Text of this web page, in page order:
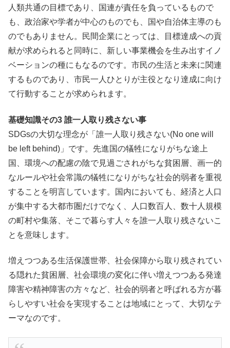
人類共通の目標であり、国連が責任を負っているもので
も、政治家や学者が中心のものでも、国や自治体主導のも
のでもありません。民間企業にとっては、目標達成への貢
献が求められると同時に、新しい事業機会を生み出すイノ
ベーションの種にもなるのです。市民の生活と未来に関連
するものであり、市民一人ひとりが主役となり達成に向け
て行動することが求められます。
基礎知識その3 誰一人取り残さない事
SDGsの大切な理念が「誰一人取り残さない(No one will
be left behind)」です。先進国の犠牲になりがちな途上
国、環境への配慮の陰で見過ごされがちな貧困層、画一的
なルールや社会常識の犠牲になりがちな社会的弱者を重視
することを明言しています。国内においても、経済と人口
が集中する大都市圏だけでなく、人口数百人、数十人規模
の町村や集落、そこで暮らす人々を誰一人取り残さないこ
とを意味します。
増えつつある生活保護世帯、社会保障から取り残されてい
る隠れた貧困層、社会環境の変化に伴い増えつつある発達
障害や精神障害の方々など、社会的弱者と呼ばれる方が暮
らしやすい社会を実現することは地域にとって、大切なテ
ーマなのです。